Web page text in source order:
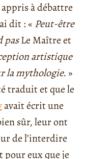
à débattre
dit : « Peut-être
pasLe Maître et
artistique
la mythologie. »
traduit et que le
avait écrit une
sûr, leur ont
de l’interdire
eux que je